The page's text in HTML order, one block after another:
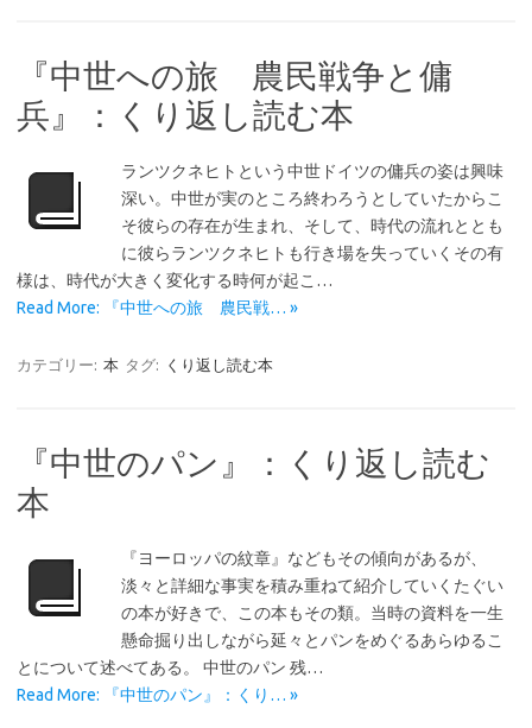
『中世への旅 農民戦争と傭
兵』：くり返し読む本
ランツクネヒトという中世ドイツの傭兵の姿は興味
深い。中世が実のところ終わろうとしていたからこ
そ彼らの存在が生まれ、そして、時代の流れととも
に彼らランツクネヒトも行き場を失っていくその有
様は、時代が大きく変化する時何が起こ…
Read More: 『中世への旅 農民戦… »
カテゴリー: 本 タグ: くり返し読む本
『中世のパン』：くり返し読む
本
『ヨーロッパの紋章』などもその傾向があるが、
淡々と詳細な事実を積み重ねて紹介していくたぐい
の本が好きで、この本もその類。当時の資料を一生
懸命掘り出しながら延々とパンをめぐるあらゆるこ
とについて述べてある。 中世のパン 残…
Read More: 『中世のパン』：くり… »